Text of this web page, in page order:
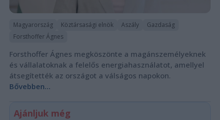
Magyarország Köztársasági elnök Aszály
Gazdaság
Forsthoffer Ágnes
Forsthoffer Ágnes megköszönte a magánszemélyeknek
és vállalatoknak a felelős energiahasználatot, amellyel
átsegítették az országot a válságos napokon.
Bővebben...
Ajánljuk még